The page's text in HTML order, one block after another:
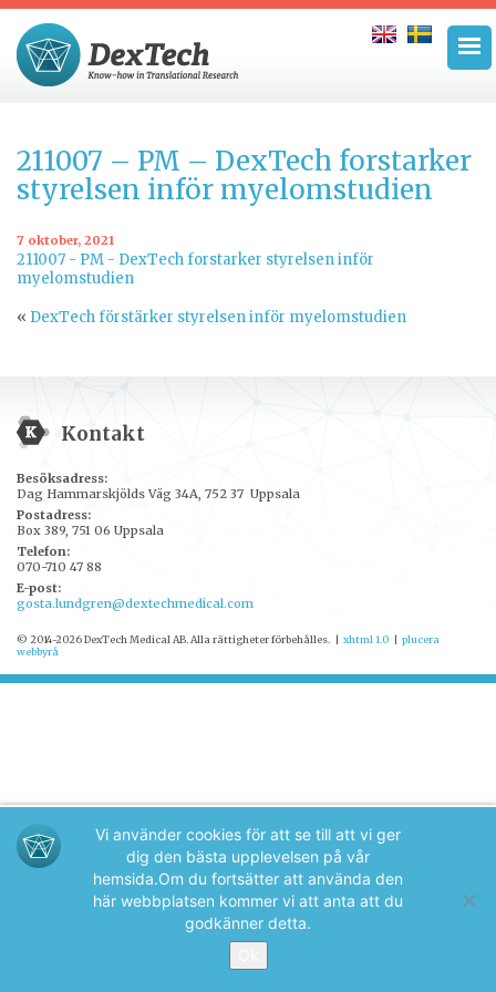
211007 – PM – DexTech forstarker
styrelsen inför myelomstudien
7 oktober, 2021
211007 - PM - DexTech forstarker styrelsen inför
myelomstudien
« DexTech förstärker styrelsen inför myelomstudien
Kontakt
Besöksadress:
Dag Hammarskjölds Väg 34A, 752 37 Uppsala
Postadress:
Box 389, 751 06 Uppsala
Telefon:
070-710 47 88
E-post:
gosta.lundgren@dextechmedical.com
© 2014-2026 DexTech Medical AB. Alla rättigheter förbehålles. | xhtml 1.0 | plucera
webbyrå
Vi använder cookies för att se till att vi ger
dig den bästa upplevelsen på vår
hemsida.Om du fortsätter att använda den
här webbplatsen kommer vi att anta att du
godkänner detta.